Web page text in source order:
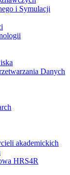
i Symulacji
Danych
akademickich
HRS4R